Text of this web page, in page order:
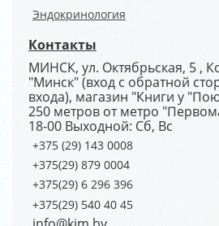
Эндокринология
Контакты
МИНСК, ул. Октябрьская, 5 ,
"Минск" (вход с обратной
входа), магазин "Книги у
250 метров от метро
18-00 Выходной: Сб, Вс
+375 (29) 143 0008
+375(29) 879 0004
+375(29) 6 296 396
+375(29) 540 40 45